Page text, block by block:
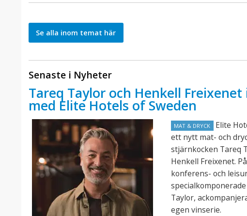
Se alla inom temat här
Senaste i Nyheter
Tareq Taylor och Henkell
med Elite Hotels of Sweden
MAT & DRYCK
Elite
ett nytt mat- och
stjärnkocken Tareq
Henkell Freixenet.
konferens- och
Taylor,
egen vinserie.